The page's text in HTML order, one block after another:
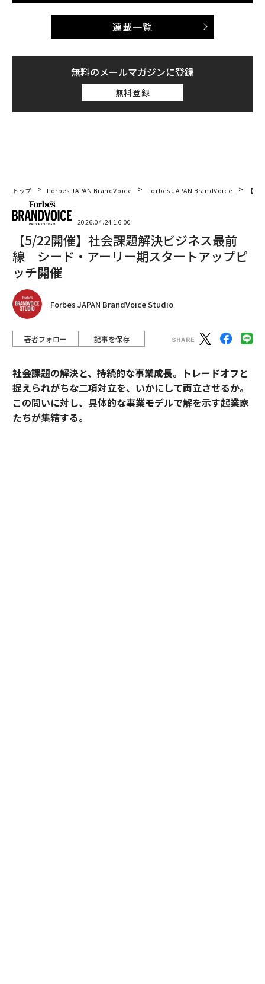
連載一覧
無料のメールマガジンに登録
無料登録
トップ Forbes JAPAN BrandVoice Forbes JAPAN BrandVoice 【5/
2026.04.24 16:00
【5/22開催】社会課題解決ビジネス最前
線 シード・アーリー期スタートアップピ
ッチ開催
Forbes JAPAN BrandVoice Studio
著者フォロー 記事を保存
社会課題の解決と、持続的な事業成長。トレードオフと
捉えられがちな二項対立を、いかにして両立させるか。
この問いに対し、具体的な事業モデルで解を示す起業家
たちが集結する。